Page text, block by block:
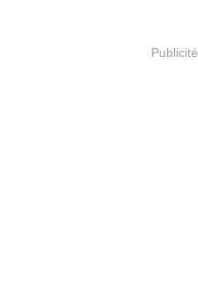
Publicité